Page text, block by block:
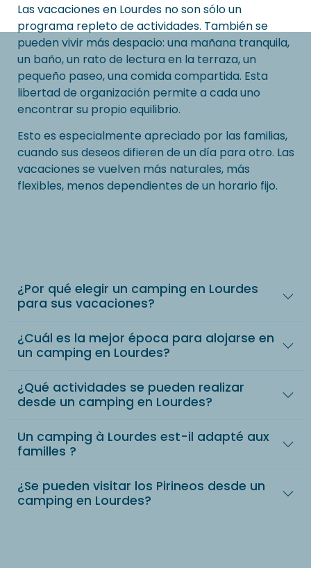
Las vacaciones en Lourdes no son sólo un
programa repleto de actividades. También se
pueden vivir más despacio: una mañana tranquila,
un baño, un rato de lectura en la terraza, un
pequeño paseo, una comida compartida. Esta
libertad de organización permite a cada uno
encontrar su propio equilibrio.
Esto es especialmente apreciado por las familias,
cuando sus deseos difieren de un día para otro. Las
vacaciones se vuelven más naturales, más
flexibles, menos dependientes de un horario fijo.
¿Por qué elegir un camping en Lourdes
para sus vacaciones?
¿Cuál es la mejor época para alojarse en
un camping en Lourdes?
¿Qué actividades se pueden realizar
desde un camping en Lourdes?
Un camping à Lourdes est-il adapté aux
familles ?
¿Se pueden visitar los Pirineos desde un
camping en Lourdes?